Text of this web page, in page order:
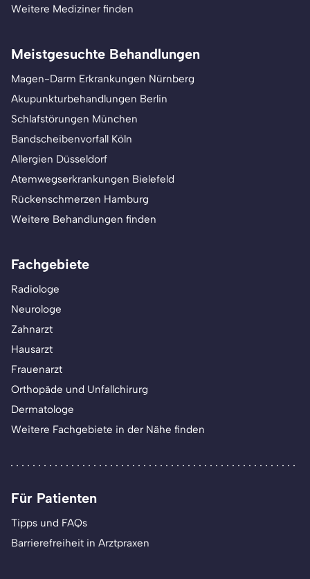
Weitere Mediziner finden
Meistgesuchte Behandlungen
Magen-Darm Erkrankungen Nürnberg
Akupunkturbehandlungen Berlin
Schlafstörungen München
Bandscheibenvorfall Köln
Allergien Düsseldorf
Atemwegserkrankungen Bielefeld
Rückenschmerzen Hamburg
Weitere Behandlungen finden
Fachgebiete
Radiologe
Neurologe
Zahnarzt
Hausarzt
Frauenarzt
Orthopäde und Unfallchirurg
Dermatologe
Weitere Fachgebiete in der Nähe finden
Für Patienten
Tipps und FAQs
Barrierefreiheit in Arztpraxen